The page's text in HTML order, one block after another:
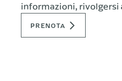
informazioni, rivolgersi
PRENOTA